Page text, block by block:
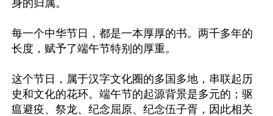
身的归属。
每一个中华节日，都是一本厚厚的书。两千多年的
长度，赋予了端午节特别的厚重。
这个节日，属于汉字文化圈的多国多地，串联起历
史和文化的花环。端午节的起源背景是多元的；驱
瘟避疫、祭龙、纪念屈原、纪念伍子胥，因此相关